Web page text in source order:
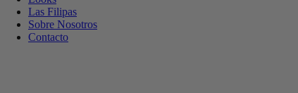
Las Filipas
Sobre Nosotros
Contacto